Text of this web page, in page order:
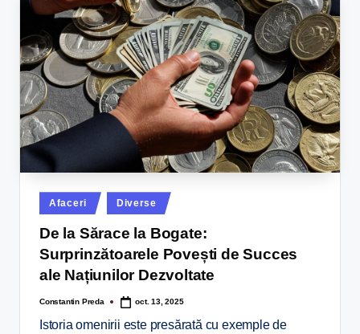
Afaceri Diverse
De la Sărace la Bogate:
Surprinzătoarele Povești de Succes
ale Națiunilor Dezvoltate
Constantin Preda oct. 13, 2025
Istoria omenirii este presărată cu exemple de